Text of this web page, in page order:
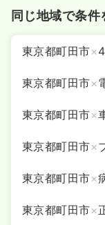
気に
介護・福祉系
日勤のみ（常勤
※経験5年の例
年間休日120日
気に
同じ地域で条件
東京都町田市×
東京都町田市×
東京都町田市×
東京都町田市×
東京都町田市×
東京都町田市×